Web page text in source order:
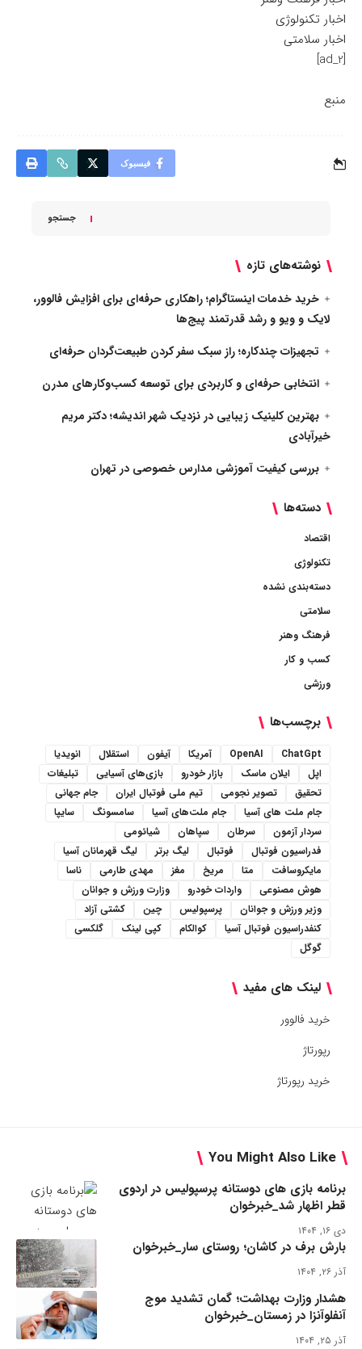
اخبار تکنولوژی
اخبار سلامتی
[ad_2]
منبع
فیسبوک
جستجو
نوشته‌های تازه
خرید خدمات اینستاگرام؛ راهکاری حرفه‌ای برای افزایش فالوور،
لایک و ویو و رشد قدرتمند پیج‌ها
تجهیزات چندکاره؛ راز سبک سفر کردن طبیعت‌گردان حرفه‌ای
انتخابی حرفه‌ای و کاربردی برای توسعه کسب‌وکارهای مدرن
بهترین کلینیک زیبایی در نزدیک شهر اندیشه؛ دکتر مریم
خیرآبادی
بررسی کیفیت آموزشی مدارس خصوصی در تهران
دسته‌ها
اقتصاد
تکنولوژی
دسته‌بندی نشده
سلامتی
فرهنگ وهنر
کسب و کار
ورزشی
برچسب‌ها
ChatGpt
OpenAI آمریکا آیفون استقلال
انویدیا
اپل
ایلان ماسک بازار خودرو بازی‌های آسیایی
تبلیغات
تحقیق
تصویر نجومی تیم ملی فوتبال ایران
جام جهانی
جام ملت های آسیا
جام ملت‌های آسیا سامسونگ
سایپا
سردار آزمون
سرطان سپاهان
شیائومی
فدراسیون فوتبال
فوتبال لیگ برتر
لیگ قهرمانان آسیا
مایکروسافت
متا مریخ مغز مهدی طارمی
ناسا
هوش مصنوعی
واردات خودرو
وزارت ورزش و جوانان
وزیر ورزش و جوانان
پرسپولیس چین
کشتی آزاد
کنفدراسیون فوتبال آسیا
کوالکام کپی لینک
گلکسی
گوگل
لینک های مفید
خرید فالوور
رپورتاژ
خرید رپورتاژ
You Might Also Like
برنامه بازی های دوستانه پرسپولیس در اردوی
قطر اظهار شد_خبرخوان
دی ۱۶, ۱۴۰۴
بارش برف در کاشان؛ روستای سار_خبرخوان
آذر ۲۶, ۱۴۰۴
هشدار وزارت بهداشت؛ گمان تشدید موج
آنفلوآنزا در زمستان_خبرخوان
آذر ۲۵, ۱۴۰۴